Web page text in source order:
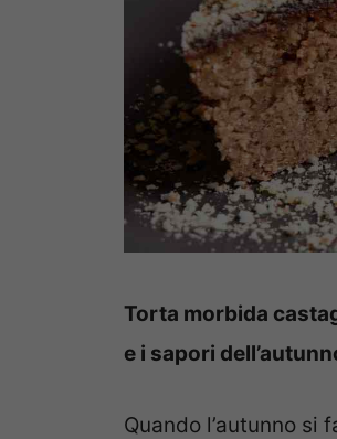
Torta morbida
e i sapori
Quando l’autunno